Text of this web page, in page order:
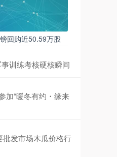
回购近50.59万股
训练考核硬核瞬间
加“暖冬有约・缘来
批发市场木瓜价格行